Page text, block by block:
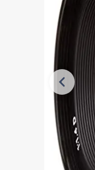
Vorherige